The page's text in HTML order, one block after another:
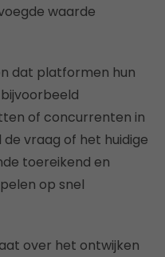
waarde
dat platformen hun
of concurrenten in
de vraag of het huidige
toereikend en
op snel
over het ontwijken